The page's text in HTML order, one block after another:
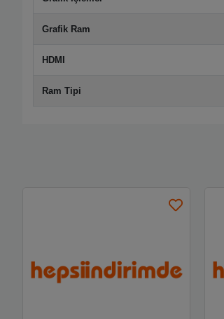
Grafik Ram
HDMI
Ram Tipi